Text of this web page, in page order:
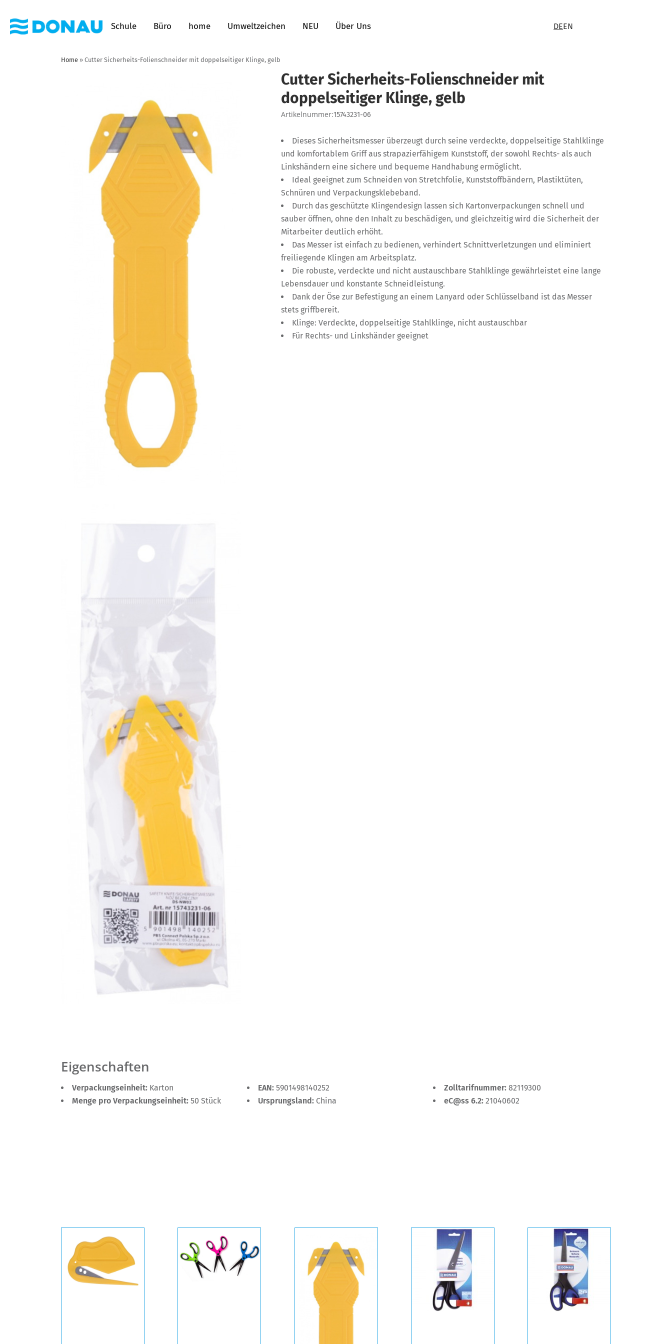
Schule Büro home Umweltzeichen NEU Über Uns DEEN
Home » Cutter Sicherheits-Folienschneider mit doppelseitiger Klinge, gelb
Cutter Sicherheits-Folienschneider mit
doppelseitiger Klinge, gelb
Artikelnummer:15743231-06
Dieses Sicherheitsmesser überzeugt durch seine verdeckte, doppelseitige Stahlklinge
und komfortablem Griff aus strapazierfähigem Kunststoff, der sowohl Rechts- als auch
Linkshändern eine sichere und bequeme Handhabung ermöglicht.
Ideal geeignet zum Schneiden von Stretchfolie, Kunststoffbändern, Plastiktüten,
Schnüren und Verpackungsklebeband.
Durch das geschützte Klingendesign lassen sich Kartonverpackungen schnell und
sauber öffnen, ohne den Inhalt zu beschädigen, und gleichzeitig wird die Sicherheit der
Mitarbeiter deutlich erhöht.
Das Messer ist einfach zu bedienen, verhindert Schnittverletzungen und eliminiert
freiliegende Klingen am Arbeitsplatz.
Die robuste, verdeckte und nicht austauschbare Stahlklinge gewährleistet eine lange
Lebensdauer und konstante Schneidleistung.
Dank der Öse zur Befestigung an einem Lanyard oder Schlüsselband ist das Messer
stets griffbereit.
Klinge: Verdeckte, doppelseitige Stahlklinge, nicht austauschbar
Für Rechts- und Linkshänder geeignet
Eigenschaften
Verpackungseinheit: Karton
Menge pro Verpackungseinheit: 50 Stück
EAN: 5901498140252
Ursprungsland: China
Zolltarifnummer: 82119300
eC@ss 6.2: 21040602